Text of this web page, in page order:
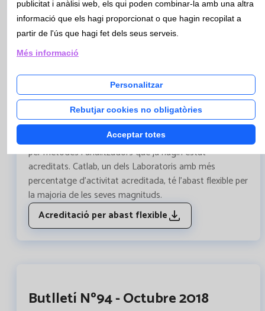
Butlletí Nº103 - Març 2020
QUALITAT - Acreditació per abast flexible
La Norma UNE-EN ISO 15189:2013 és una norma
competència i la qualitat dels laboratoris clínics. L'abast
de cada acreditació proporciona informació sobre les
activitats en les que el laboratori ha demostrat
competència. Un abast flexible permet incorporar noves
magnituds o fer modificacions en qualsevol moment,
per mètodes i analitzadors que ja hagin estat
acreditats. Catlab, un dels Laboratoris amb més
percentatge d'activitat acreditada, té l'abast flexible per
la majoria de les seves magnituds.
Acreditació per abast flexible
Butlletí Nº94 - Octubre 2018
publicitat i anàlisi web, els qui poden combinar-la amb una altra
informació que els hagi proporcionat o que hagin recopilat a
partir de l'ús que hagi fet dels seus serveis.
Més informació
Personalitzar
Rebutjar cookies no obligatòries
Acceptar totes